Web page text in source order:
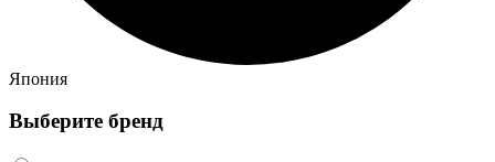
Япония
Выберите бренд